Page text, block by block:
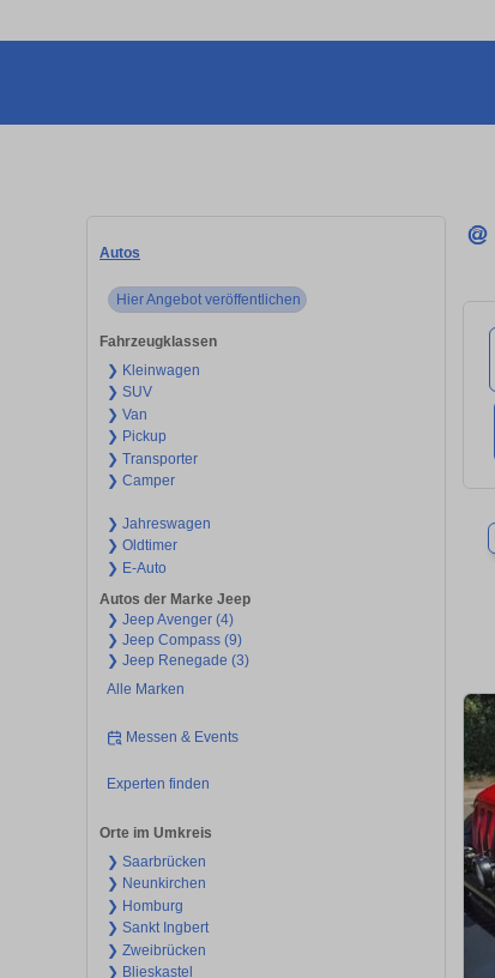
Autos
Hier Angebot veröffentlichen
Fahrzeugklassen
❯ Kleinwagen
❯ SUV
❯ Van
❯ Pickup
❯ Transporter
❯ Camper
❯ Jahreswagen
❯ Oldtimer
❯ E-Auto
Autos der Marke Jeep
❯ Jeep Avenger (4)
❯ Jeep Compass (9)
❯ Jeep Renegade (3)
Alle Marken
Messen & Events
Experten finden
Orte im Umkreis
❯ Saarbrücken
❯ Neunkirchen
❯ Homburg
❯ Sankt Ingbert
❯ Zweibrücken
❯ Blieskastel